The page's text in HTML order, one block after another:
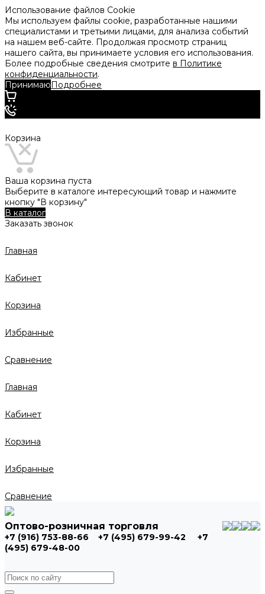
Использование файлов Cookie
Мы используем файлы cookie, разработанные нашими
специалистами и третьими лицами, для анализа событий
на нашем веб-сайте. Продолжая просмотр страниц
нашего сайта, вы принимаете условия его использования.
Более подробные сведения смотрите в Политике
конфиденциальности.
ПринимаюПодробнее
Корзина
Ваша корзина пуста
Выберите в каталоге интересующий товар и нажмите
кнопку "В корзину"
В каталог
Заказать звонок
Главная
Кабинет
Корзина
Избранные
Сравнение
Главная
Кабинет
Корзина
Избранные
Сравнение
Оптово-розничная торговля
+7 (916) 753-88-66 +7 (495) 679-99-42
+7
(495) 679-48-00